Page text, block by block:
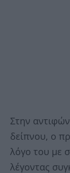
Στην
δείπνου, ο
λόγο του με
λέγοντας